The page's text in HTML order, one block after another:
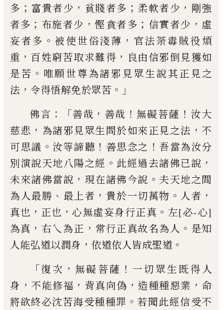
多 ； 富貴者少 ， 貧賤者多 ； 柔軟者少 ， 剛強
者多 ； 布施者少 ， 慳貪者多 ； 信實者少 ， 虛
妄者多 。 被使世俗淺薄 ， 官法荼毒賊役煩
重 ， 百姓窮苦取求難得 ， 良由信邪倒見獲如
是苦 。 唯願世尊為諸邪 見眾生說其正見之
法 ， 令得悟解免於眾苦 。」
佛言 ：「善哉 ， 善哉 ！ 無礙菩薩 ！ 汝大
慈悲 ， 為諸邪 見眾生問於如來正見之法 ， 不
可思議 。 汝等諦聽 ！ 善思念之 ！ 吾當為汝分
別演說天地八陽之經 。 此經過去諸佛已說 ，
未來諸佛當說 ， 現在諸佛今說 。 夫天地之間
為人最勝 、 最 上者 ， 貴於一切萬物 。 人者 ，
真也 ， 正也 ， 心無虛妄身行正真 。 左[必-心]
為真 ， 右乀為正 ， 常行正真故名為人 。 是知
人能弘道以潤身 ， 依道依人皆成聖道 。
「復次 ， 無礙菩薩 ！ 一切眾生既得人
身 ， 不能修福 ， 背真向偽 ， 造種種惡業 ， 命
將欲終必沈苦海受種種罪 。 若聞此經信受不